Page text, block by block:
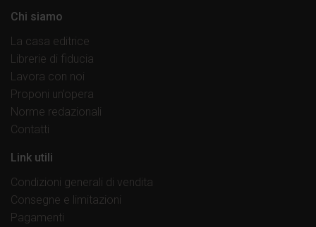
Chi siamo
La casa editrice
Librerie di fiducia
Lavora con noi
Proponi un’opera
Norme redazionali
Contatti
Link utili
Condizioni generali di vendita
Consegne e limitazioni
Pagamenti